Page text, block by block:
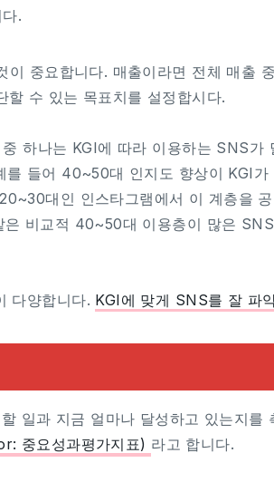
.
중요합니다. 매출이라면 전체 매출
수 있는 목표치를 설정합시다.
하나는 KGI에 따라 이용하는 SNS가
들어 40~50대 인지도 향상이 KGI가
대인 인스타그램에서 이 계층을
비교적 40~50대 이용층이 많은
다양합니다. KGI에 맞게 SNS를 잘 파
일과 지금 얼마나 달성하고 있는지를
중요성과평가지표) 라고 합니다.